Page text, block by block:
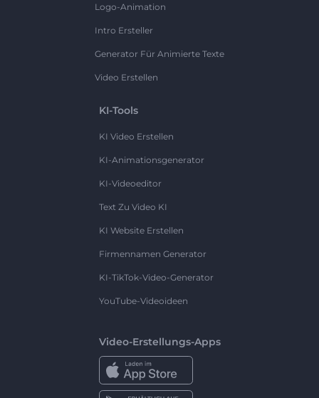
Logo-Animation
Intro Ersteller
Generator Für Animierte Texte
Video Erstellen
KI-Tools
KI Video Erstellen
KI-Animationsgenerator
KI-Videoeditor
Text Zu Video KI
KI Website Erstellen
Firmennamen Generator
KI-TikTok-Video-Generator
YouTube-Videoideen
Video-Erstellungs-Apps